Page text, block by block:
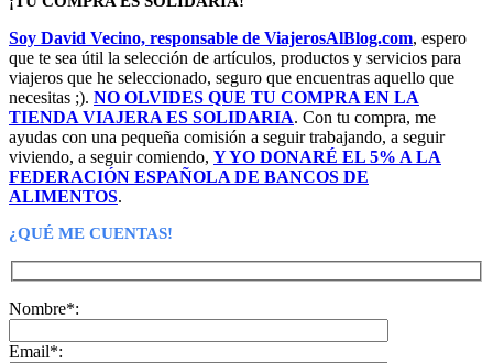
Soy David Vecino, responsable de ViajerosAlBlog.com, espero
que te sea útil la selección de artículos, productos y servicios para
viajeros que he seleccionado, seguro que encuentras aquello que
necesitas ;). NO OLVIDES QUE TU COMPRA EN LA
TIENDA VIAJERA ES SOLIDARIA. Con tu compra, me
ayudas con una pequeña comisión a seguir trabajando, a seguir
viviendo, a seguir comiendo, Y YO DONARÉ EL 5% A LA
FEDERACIÓN ESPAÑOLA DE BANCOS DE
ALIMENTOS.
¿QUÉ ME CUENTAS!
Nombre*:
Email*: